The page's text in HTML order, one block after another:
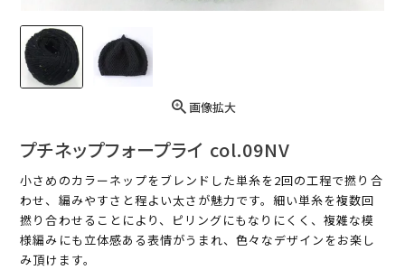
画像拡大
プチネップフォープライ col.09NV
小さめのカラーネップをブレンドした単糸を2回の工程で撚り合
わせ、編みやすさと程よい太さが魅力です。細い単糸を複数回
撚り合わせることにより、ピリングにもなりにくく、複雑な模
様編みにも立体感ある表情がうまれ、色々なデザインをお楽し
み頂けます。